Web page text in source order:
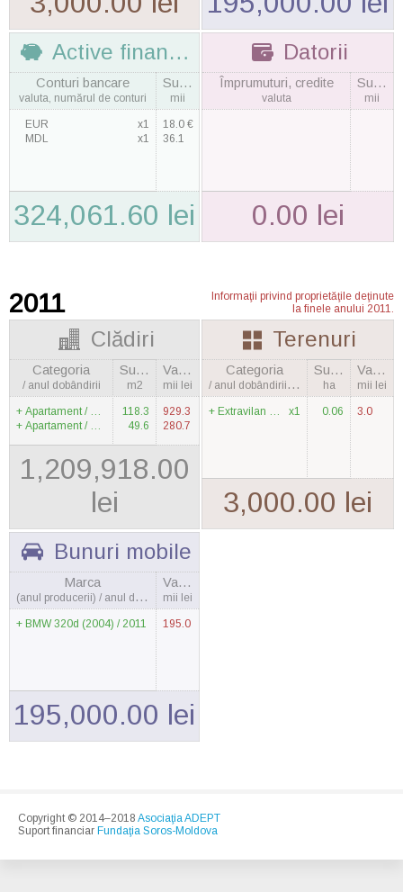
Active financiare
Conturi bancare
valuta, numărul de conturi
Suma
mii
EUR
x1
MDL
x1
18.0 €
36.1
324,061.60 lei
Datorii
Împrumuturi, credite
valuta
Suma
mii
0.00 lei
2011
Informaţii privind proprietăţile deţinute
la finele anului 2011.
Clădiri
Categoria
/ anul dobândirii
Suprafaţa
m2
Valoarea
mii lei
Apartament / 2009
Apartament / 2009
118.3
49.6
929.3
280.7
1,209,918.00
lei
Terenuri
Categoria
/ anul dobândirii, cantitatea
Suprafaţa
ha
Valoarea
mii lei
Extravilan / 2010 x1 0.06 3.0
3,000.00 lei
Bunuri mobile
Marca
(anul producerii) / anul dobândirii
Valoarea
mii lei
BMW 320d (2004) / 2011 195.0
195,000.00 lei
Copyright © 2014–2018 Asociaţia ADEPT
Suport financiar Fundaţia Soros-Moldova